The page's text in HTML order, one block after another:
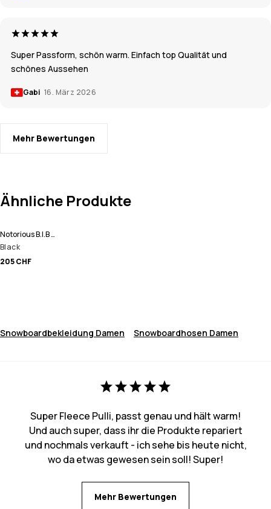
Super Passform, schön warm. Einfach top Qualität und
schönes Aussehen
Gabi 16. März 2026
Mehr Bewertungen
Ähnliche Produkte
Notorious B.I.B W 22 Snowboardhose Damen
Black
205 CHF
Snowboardbekleidung Damen Snowboardhosen Damen
Super Fleece Pulli, passt genau und hält warm!
Und auch super, dass ihr die Produkte repariert
und nochmals verkauft - ich sehe bis heute nicht,
wo da etwas gewesen sein soll! Super!
Mehr Bewertungen